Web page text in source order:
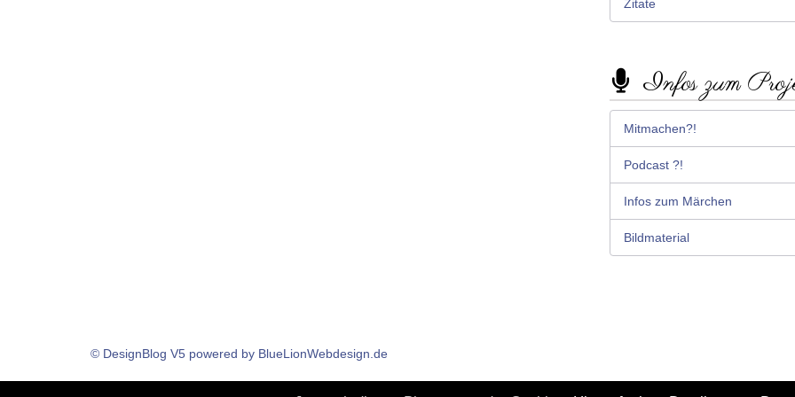
Zitate
Infos zum
Mitmachen?!
Podcast ?!
Infos zum Märchen
Bildmaterial
© DesignBlog V5 powered by BlueLionWebdesign.de